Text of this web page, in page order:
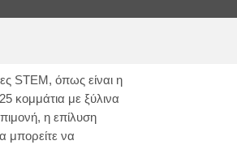
STEM, όπως είναι η
κομμάτια με ξύλινα
η επίλυση
μπορείτε να